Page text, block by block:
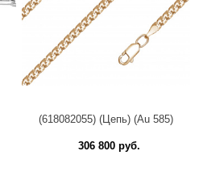
(618082055) (Цепь) (Au 585)
306 800 руб.